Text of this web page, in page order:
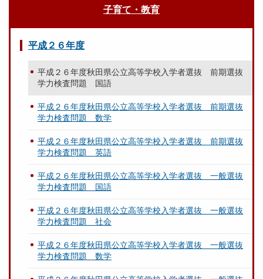
子育て・教育
平成２６年度
平成２６年度秋田県公立高等学校入学者選抜 前期選抜
学力検査問題 国語
平成２６年度秋田県公立高等学校入学者選抜 前期選抜
学力検査問題 数学
平成２６年度秋田県公立高等学校入学者選抜 前期選抜
学力検査問題 英語
平成２６年度秋田県公立高等学校入学者選抜 一般選抜
学力検査問題 国語
平成２６年度秋田県公立高等学校入学者選抜 一般選抜
学力検査問題 社会
平成２６年度秋田県公立高等学校入学者選抜 一般選抜
学力検査問題 数学